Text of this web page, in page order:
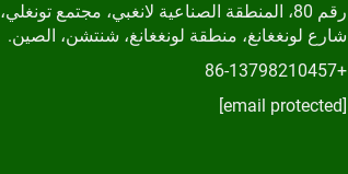
رقم 80، المنطقة الصناعية لانغبي، مجتمع تونغلي،
شارع لونغغانغ، منطقة لونغغانغ، شنتشن، الصين.
+86-13798210457
[email protected]